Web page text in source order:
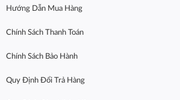
Hướng Dẫn Mua Hàng
Chính Sách Thanh Toán
Chính Sách Bảo Hành
Quy Định Đổi Trả Hàng